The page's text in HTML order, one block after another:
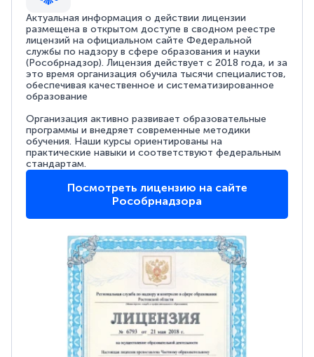
Актуальная информация о действии лицензии
размещена в открытом доступе в сводном реестре
лицензий на официальном сайте Федеральной
службы по надзору в сфере образования и науки
(Рособрнадзор). Лицензия действует с 2018 года, и за
это время организация обучила тысячи специалистов,
обеспечивая качественное и систематизированное
образование
Организация активно развивает образовательные
программы и внедряет современные методики
обучения. Наши курсы ориентированы на
практические навыки и соответствуют федеральным
стандартам.
Посмотреть лицензию на сайте
Рособрнадзора